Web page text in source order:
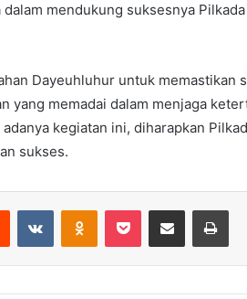
mendukung suksesnya
Dayeuhluhur untuk memastikan
yang memadai dalam menjaga
kegiatan ini, diharapkan
sukses.
Reddit VKontakteOdnoklassniki
Pocket Share via Email Print